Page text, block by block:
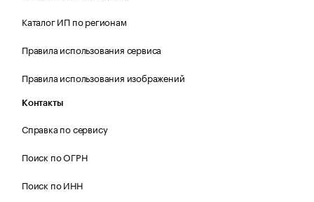
Каталог ИП по регионам
Правила использования сервиса
Правила использования изображений
Контакты
Справка по сервису
Поиск по ОГРН
Поиск по ИНН